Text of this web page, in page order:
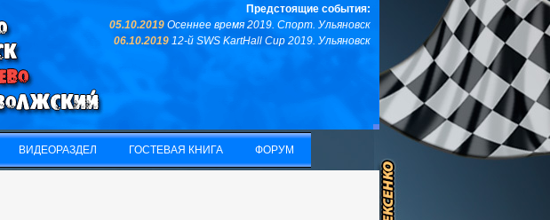
Предстоящие события:
05.10.2019 Осеннее время 2019. Спорт. Ульяновск
06.10.2019 12-й SWS KartHall Cup 2019. Ульяновск
ВИДЕОРАЗДЕЛ ГОСТЕВАЯ КНИГА ФОРУМ